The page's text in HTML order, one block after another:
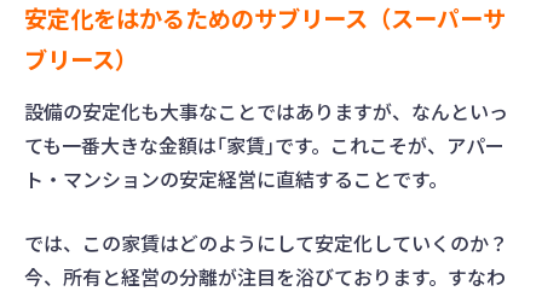
安定化をはかるためのサブリース（スーパーサ
ブリース）
設備の安定化も大事なことではありますが、なんといっ
ても一番大きな金額は｢家賃｣です。これこそが、アパー
ト・マンションの安定経営に直結することです。
では、この家賃はどのようにして安定化していくのか？
今、所有と経営の分離が注目を浴びております。すなわ